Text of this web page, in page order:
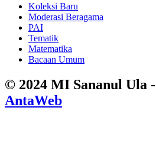
Koleksi Baru
Moderasi Beragama
PAI
Tematik
Matematika
Bacaan Umum
© 2024 MI Sananul Ula -
AntaWeb